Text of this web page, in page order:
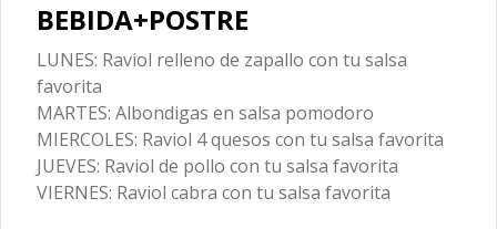
encurtidos y pesto acompañado de
tostadas.
Palitos
Palitos de masa aderezados con
BEBIDA+POSTRE
LUNES: Raviol relleno de zapallo con tu salsa
favorita
MARTES: Albondigas en salsa pomodoro
MIERCOLES: Raviol 4 quesos con tu salsa favorita
JUEVES: Raviol de pollo con tu salsa favorita
VIERNES: Raviol cabra con tu salsa favorita